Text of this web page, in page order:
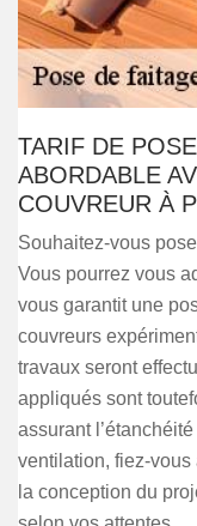
TARIF DE
ABORDABLE
COUVREUR À
Souhaitez-vous
Vous pourrez vous
vous garantit une
couvreurs
travaux seront
appliqués sont
assurant
ventilation, fiez-
la conception du